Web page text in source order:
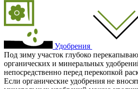
Удобрения
Под зиму участок глубоко
органических и минеральных
непосредственно перед перекопкой
Если органические удобрения не